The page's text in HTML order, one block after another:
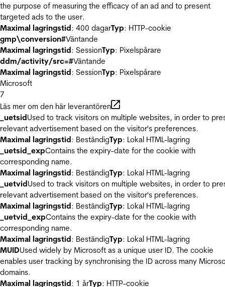
the purpose of measuring the efficacy of an ad and to present
targeted ads to the user.
Maximal lagringstid: 400 dagarTyp: HTTP-cookie
gmp\conversion#Väntande
Maximal lagringstid: SessionTyp: Pixelspårare
ddm/activity/src=#Väntande
Maximal lagringstid: SessionTyp: Pixelspårare
Microsoft
7
Läs mer om den här leverantören
_uetsidUsed to track visitors on multiple websites, in order to
relevant advertisement based on the visitor's preferences.
Maximal lagringstid: BeständigTyp: Lokal HTML-lagring
_uetsid_expContains the expiry-date for the cookie with
corresponding name.
Maximal lagringstid: BeständigTyp: Lokal HTML-lagring
_uetvidUsed to track visitors on multiple websites, in order to
relevant advertisement based on the visitor's preferences.
Maximal lagringstid: BeständigTyp: Lokal HTML-lagring
_uetvid_expContains the expiry-date for the cookie with
corresponding name.
Maximal lagringstid: BeständigTyp: Lokal HTML-lagring
MUIDUsed widely by Microsoft as a unique user ID. The cookie
enables user tracking by synchronising the ID across many
domains.
Maximal lagringstid: 1 årTyp: HTTP-cookie